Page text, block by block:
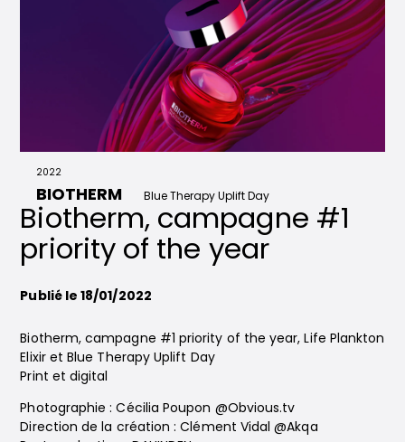
2022
BIOTHERM Blue Therapy Uplift Day
Biotherm, campagne #1
priority of the year
Publié le 18/01/2022
Biotherm, campagne #1 priority of the year, Life Plankton
Elixir et Blue Therapy Uplift Day
Print et digital
Photographie : Cécilia Poupon @Obvious.tv
Direction de la création : Clément Vidal @Akqa